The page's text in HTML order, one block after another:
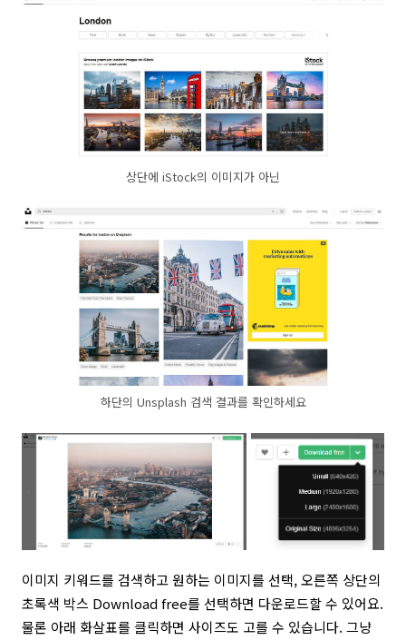
상단에 iStock의 이미지가 아닌
하단의 Unsplash 검색 결과를 확인하세요
이미지 키워드를 검색하고 원하는 이미지를 선택, 오른쪽 상단의
초록색 박스 Download free를 선택하면 다운로드할 수 있어요.
물론 아래 화살표를 클릭하면 사이즈도 고를 수 있습니다. 그냥